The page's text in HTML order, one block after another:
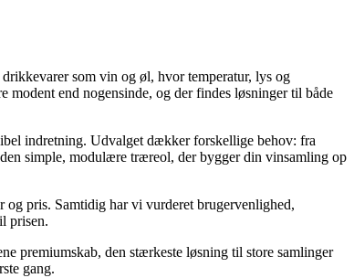
som vin og øl, hvor temperatur, lys og
end nogensinde, og der findes løsninger til både
indretning. Udvalget dækker forskellige behov: fra
simple, modulære træreol, der bygger din vinsamling op
pris. Samtidig har vi vurderet brugervenlighed,
prisen.
premiumskab, den stærkeste løsning til store samlinger
gang.